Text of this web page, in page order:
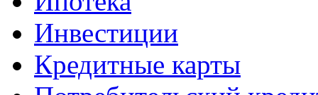
Инвестиции
Кредитные карты